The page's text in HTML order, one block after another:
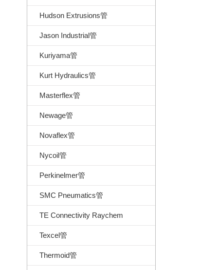
Hudson Extrusions管
Jason Industrial管
Kuriyama管
Kurt Hydraulics管
Masterflex管
Newage管
Novaflex管
Nycoil管
Perkinelmer管
SMC Pneumatics管
TE Connectivity Raychem
Texcel管
Thermoid管